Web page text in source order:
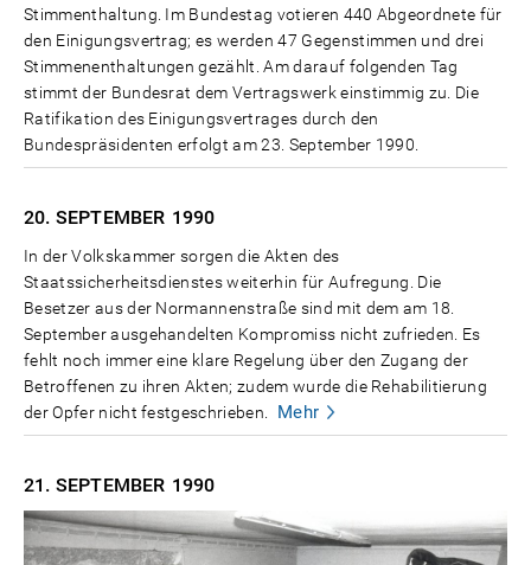
Stimmenthaltung. Im Bundestag votieren 440 Abgeordnete für
den Einigungsvertrag; es werden 47 Gegenstimmen und drei
Stimmenenthaltungen gezählt. Am darauf folgenden Tag
stimmt der Bundesrat dem Vertragswerk einstimmig zu. Die
Ratifikation des Einigungsvertrages durch den
Bundespräsidenten erfolgt am 23. September 1990.
20. SEPTEMBER 1990
In der Volkskammer sorgen die Akten des
Staatssicherheitsdienstes weiterhin für Aufregung. Die
Besetzer aus der Normannenstraße sind mit dem am 18.
September ausgehandelten Kompromiss nicht zufrieden. Es
fehlt noch immer eine klare Regelung über den Zugang der
Betroffenen zu ihren Akten; zudem wurde die Rehabilitierung
der Opfer nicht festgeschrieben.
Mehr
21. SEPTEMBER 1990